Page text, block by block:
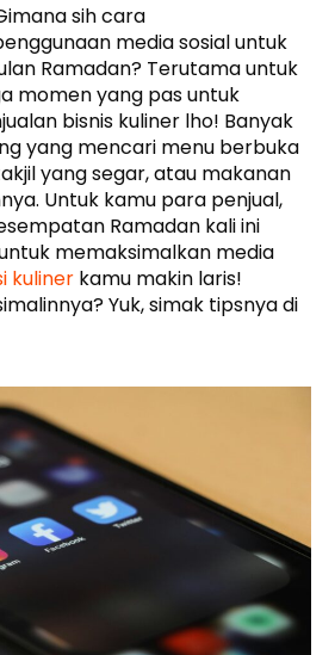
sih cara
media sosial untuk
Ramadan? Terutama untuk
momen yang pas untuk
bisnis kuliner lho! Banyak
yang mencari menu berbuka
yang segar, atau makanan
Untuk kamu para penjual,
Ramadan kali ini
memaksimalkan media
kuliner kamu makin laris!
Yuk, simak tipsnya di